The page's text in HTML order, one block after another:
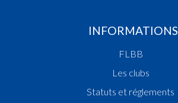
INFORMATIONS
FLBB
Les clubs
Statuts et réglements